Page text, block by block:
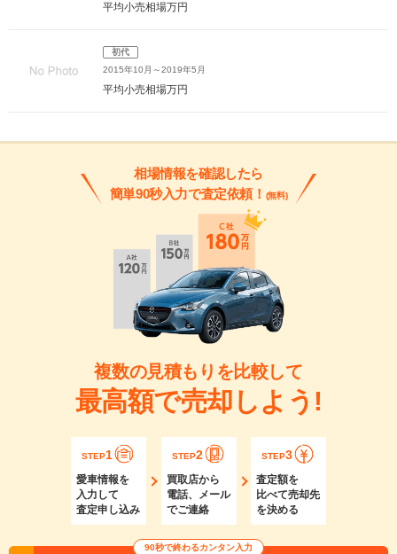
平均小売相場万円
初代
2015年10月～2019年5月
平均小売相場万円
相場情報を確認したら
簡単90秒入力で査定依頼！ (無料)
複数の見積もりを比較して
最高額で売却しよう!
STEP1
愛車情報を
入力して
査定申し込み
STEP2
買取店から
電話、メール
でご連絡
STEP3
査定額を
比べて売却先
を決める
90秒で終わるカンタン入力